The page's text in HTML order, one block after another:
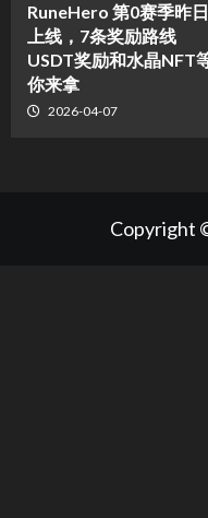
RuneHero 第0赛季昨日
上线，7条奖励路线
USDT奖励和水晶NFT
你来拿
2026-04-07
Copyright